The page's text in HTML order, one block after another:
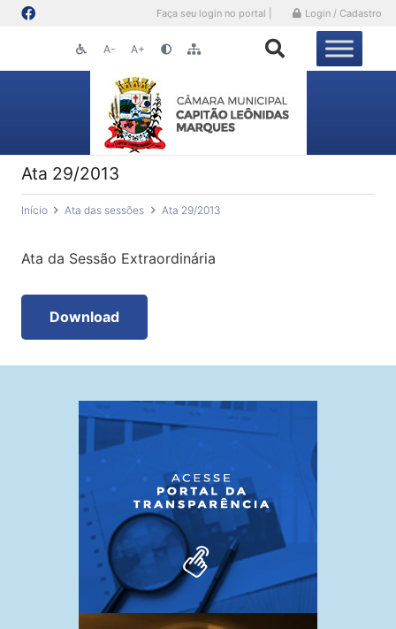
Faça seu login no portal | Login / Cadastro
A- A+
Ata 29/2013
Início Ata das sessões Ata 29/2013
Ata da Sessão Extraordinária
Download